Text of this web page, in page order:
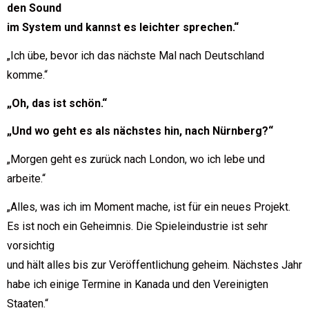
den Sound
im System und kannst es leichter sprechen.“
„Ich übe, bevor ich das nächste Mal nach Deutschland
komme.“
„Oh, das ist schön.“
„Und wo geht es als nächstes hin, nach Nürnberg?“
„Morgen geht es zurück nach London, wo ich lebe und
arbeite.“
„Alles, was ich im Moment mache, ist für ein neues Projekt.
Es ist noch ein Geheimnis. Die Spieleindustrie ist sehr
vorsichtig
und hält alles bis zur Veröffentlichung geheim. Nächstes Jahr
habe ich einige Termine in Kanada und den Vereinigten
Staaten.“